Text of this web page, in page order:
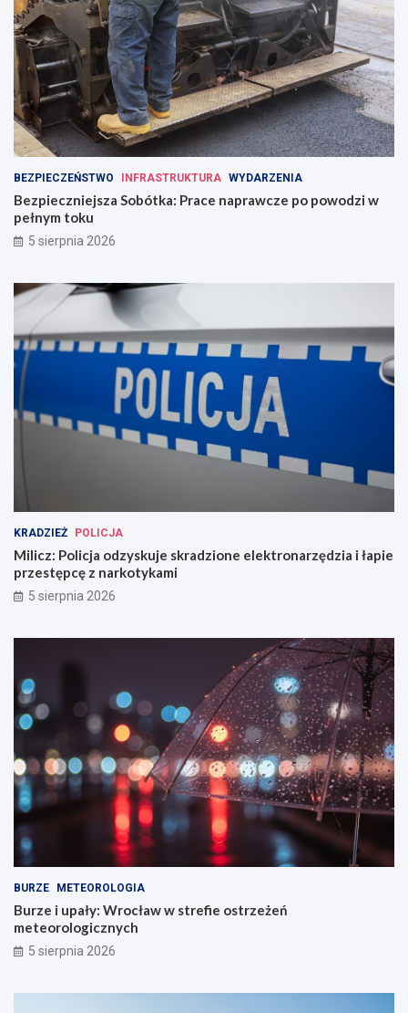
BEZPIECZEŃSTWO INFRASTRUKTURA WYDARZENIA
Bezpieczniejsza Sobótka: Prace naprawcze po powodzi w
pełnym toku
5 sierpnia 2026
KRADZIEŻ POLICJA
Milicz: Policja odzyskuje skradzione elektronarzędzia i łapie
przestępcę z narkotykami
5 sierpnia 2026
BURZE METEOROLOGIA
Burze i upały: Wrocław w strefie ostrzeżeń
meteorologicznych
5 sierpnia 2026